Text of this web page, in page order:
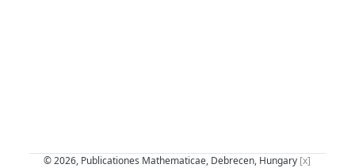
© 2026, Publicationes Mathematicae, Debrecen, Hungary [x]